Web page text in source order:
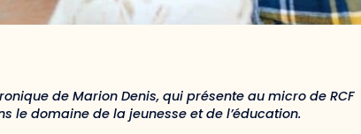
de Marion Denis, qui présente au micro de RCF
le domaine de la jeunesse et de l’éducation.